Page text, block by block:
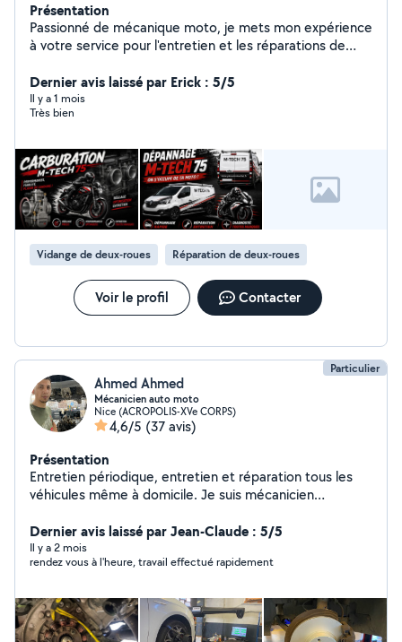
Présentation
Passionné de mécanique moto, je mets mon expérience
à votre service pour l'entretien et les réparations de
de pièces d'usure et montage d'équipements. Un travail
propre, transparent et de qualité.
Dernier avis laissé par Erick : 5/5
Il y a 1 mois
Très bien
Vidange de deux-roues Réparation de deux-roues
Voir le profil Contacter
Particulier
Ahmed Ahmed
Mécanicien auto moto
Nice (ACROPOLIS-XVe CORPS)
4,6/5 (37 avis)
Présentation
Entretien périodique, entretien et réparation tous les
véhicules même à domicile. Je suis mécanicien
voiture, plaquettes disques, amortisseur, changement
de pneus, remplacer pièces, moteur diagnostic
Distribution et bienvenue à tout le monde. je suis à
Scooter moto, mécanique et électrique
Dernier avis laissé par Jean-Claude : 5/5
Il y a 2 mois
rendez vous à l'heure, travail effectué rapidement